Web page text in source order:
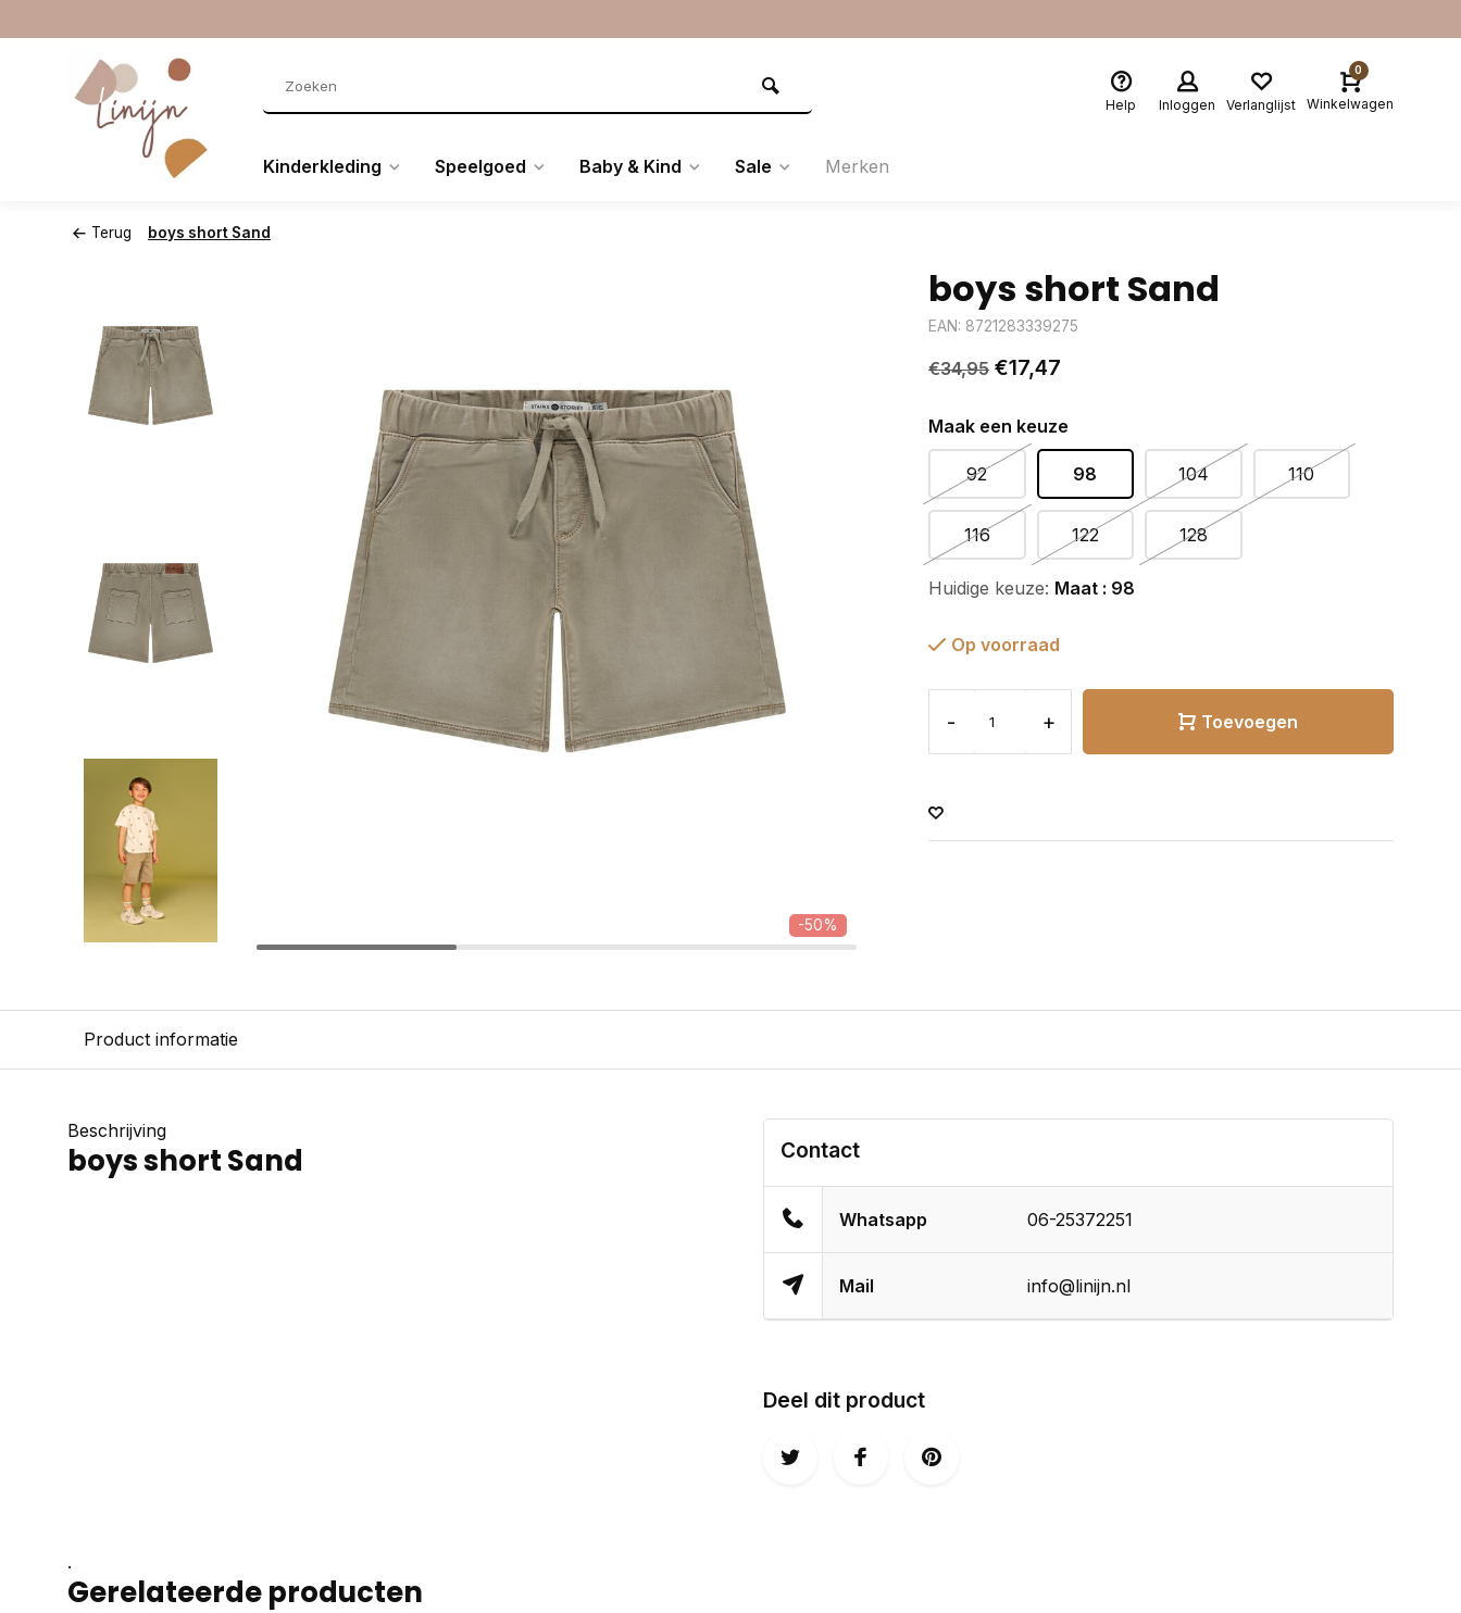
Help Inloggen Verlanglijst
0
Winkelwagen
Kinderkleding Speelgoed Baby & Kind Sale Merken
Terug boys short Sand
-50%
boys short Sand
EAN: 8721283339275
€34,95 €17,47
Maak een keuze
92 98 104 110
116 122 128
Huidige keuze: Maat : 98
Op voorraad
- + Toevoegen
Product informatie
Beschrijving
boys short Sand Contact
Whatsapp 06-25372251
Mail info@linijn.nl
Deel dit product
.
Gerelateerde producten